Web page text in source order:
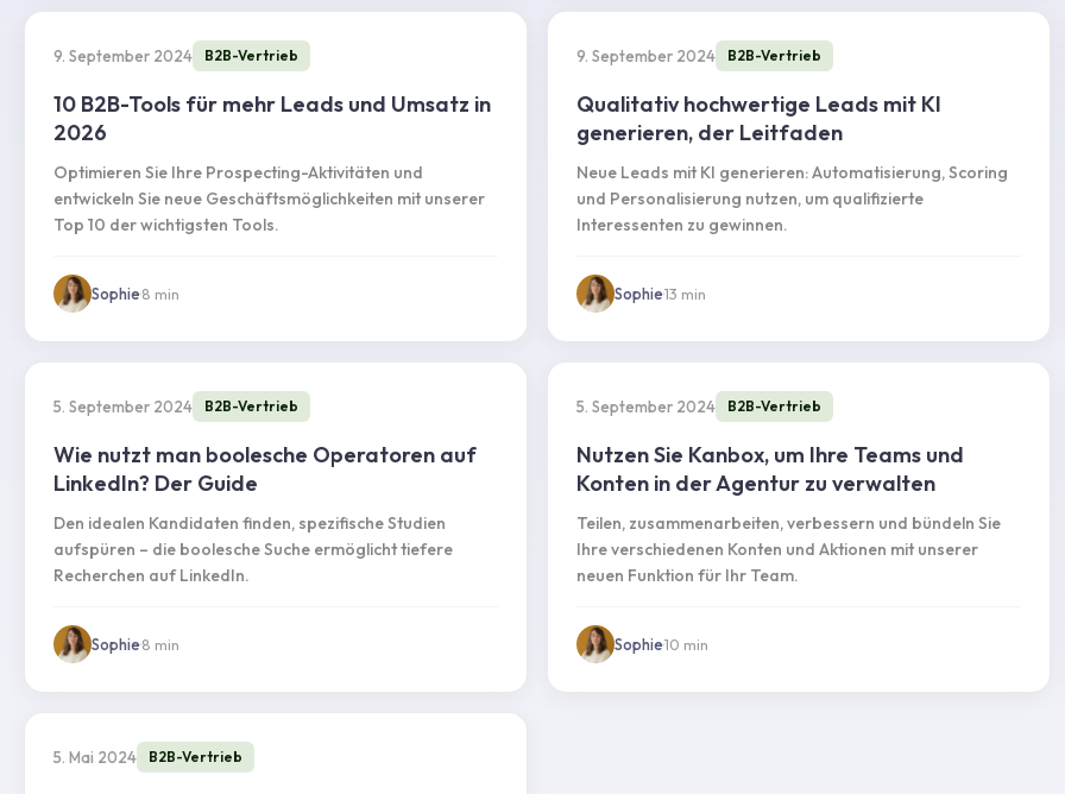
9. September 2024 B2B-Vertrieb
10 B2B-Tools für mehr Leads und Umsatz in
2026
Optimieren Sie Ihre Prospecting-Aktivitäten und
entwickeln Sie neue Geschäftsmöglichkeiten mit unserer
Top 10 der wichtigsten Tools.
Sophie·8 min
9. September 2024 B2B-Vertrieb
Qualitativ hochwertige Leads mit KI
generieren, der Leitfaden
Neue Leads mit KI generieren: Automatisierung, Scoring
und Personalisierung nutzen, um qualifizierte
Interessenten zu gewinnen.
Sophie·13 min
5. September 2024 B2B-Vertrieb
Wie nutzt man boolesche Operatoren auf
LinkedIn? Der Guide
Den idealen Kandidaten finden, spezifische Studien
aufspüren – die boolesche Suche ermöglicht tiefere
Recherchen auf LinkedIn.
Sophie·8 min
5. September 2024 B2B-Vertrieb
Nutzen Sie Kanbox, um Ihre Teams und
Konten in der Agentur zu verwalten
Teilen, zusammenarbeiten, verbessern und bündeln Sie
Ihre verschiedenen Konten und Aktionen mit unserer
neuen Funktion für Ihr Team.
Sophie·10 min
5. Mai 2024 B2B-Vertrieb